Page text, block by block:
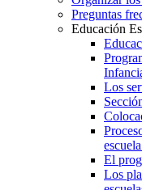
Preguntas
Educación
Los
El
Los